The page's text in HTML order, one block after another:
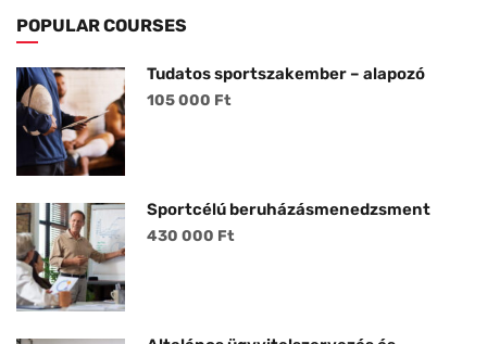
POPULAR COURSES
Tudatos sportszakember – alapozó
105 000 Ft
Sportcélú beruházásmenedzsment
430 000 Ft